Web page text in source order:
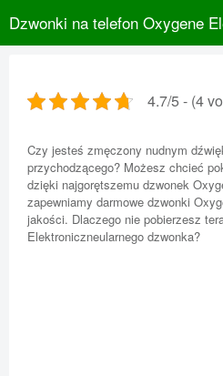
Dzwonki na telefon Oxygene
4.7/5 - (4
Czy jesteś zmęczony nudnym
przychodzącego? Możesz chcieć
dzięki najgorętszemu dzwonek
zapewniamy darmowe dzwonki
jakości. Dlaczego nie pobierzesz
Elektroniczneularnego dzwonka?